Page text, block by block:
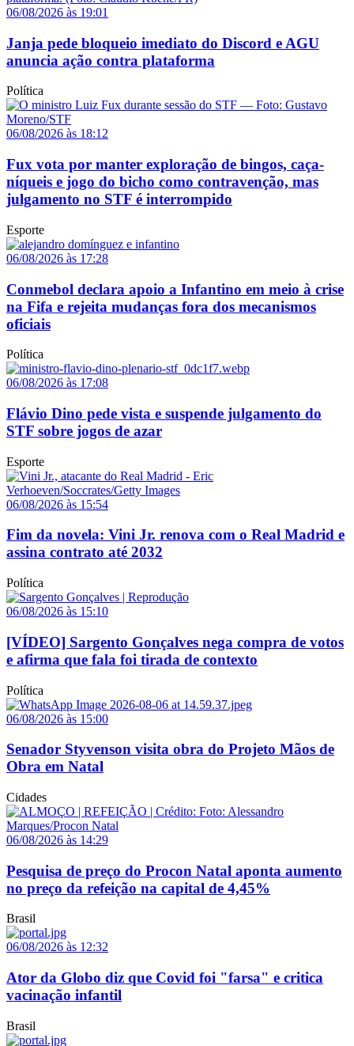
06/08/2026 às 19:01
Janja pede bloqueio imediato do Discord e AGU
anuncia ação contra plataforma
Política
06/08/2026 às 18:12
Fux vota por manter exploração de bingos, caça-
níqueis e jogo do bicho como contravenção, mas
julgamento no STF é interrompido
Esporte
06/08/2026 às 17:28
Conmebol declara apoio a Infantino em meio à crise
na Fifa e rejeita mudanças fora dos mecanismos
oficiais
Política
06/08/2026 às 17:08
Flávio Dino pede vista e suspende julgamento do
STF sobre jogos de azar
Esporte
06/08/2026 às 15:54
Fim da novela: Vini Jr. renova com o Real Madrid e
assina contrato até 2032
Política
06/08/2026 às 15:10
[VÍDEO] Sargento Gonçalves nega compra de votos
e afirma que fala foi tirada de contexto
Política
06/08/2026 às 15:00
Senador Styvenson visita obra do Projeto Mãos de
Obra em Natal
Cidades
06/08/2026 às 14:29
Pesquisa de preço do Procon Natal aponta aumento
no preço da refeição na capital de 4,45%
Brasil
06/08/2026 às 12:32
Ator da Globo diz que Covid foi "farsa" e critica
vacinação infantil
Brasil